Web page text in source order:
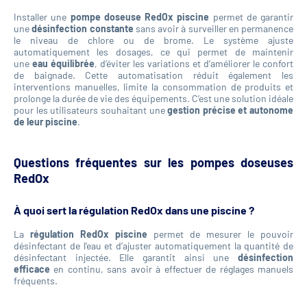
Installer une pompe doseuse RedOx piscine permet de garantir
unedésinfection constante sans avoir à surveiller en permanence
le niveau de chlore ou de brome. Le système ajuste
automatiquement les dosages, ce qui permet de maintenir
une eau équilibrée, d’éviter les variations et d’améliorer le confort
de baignade. Cette automatisation réduit également les
interventions manuelles, limite la consommation de produits et
prolonge la durée de vie des équipements. C’est une solution idéale
pour les utilisateurs souhaitant unegestion précise et autonome
de leur piscine.
Questions fréquentes sur les pompes doseuses
RedOx
À quoi sert la régulation RedOx dans une piscine ?
La régulation RedOx piscine permet de mesurer le pouvoir
désinfectant de l’eau et d’ajuster automatiquement la quantité de
désinfectant injectée. Elle garantit ainsi une désinfection
efficace en continu, sans avoir à effectuer de réglages manuels
fréquents.